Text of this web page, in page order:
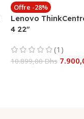
Offre -28%
Lenovo
4 22″
(1)
10.899,00Dhs